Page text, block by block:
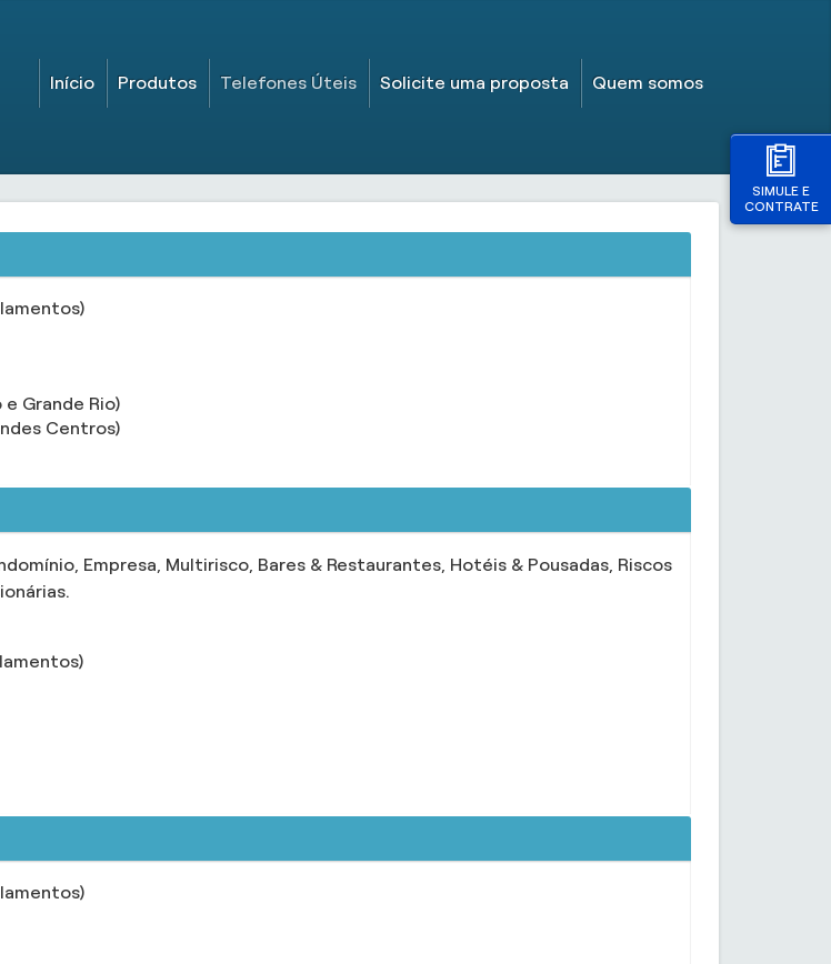
SIMULE E
CONTRATE
Início Produtos Telefones Úteis Solicite uma proposta Quem somos
Grande Rio)
Centros)
Empresa, Multirisco, Bares & Restaurantes, Hotéis & Pousadas, Riscos